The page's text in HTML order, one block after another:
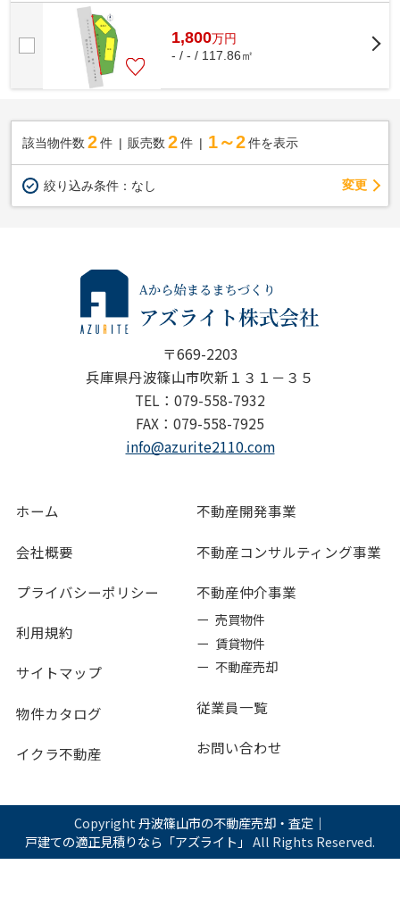
1,800万円
- / - / 117.86㎡
該当物件数 2件 販売数 2 件 1～2 件を表示
絞り込み条件： なし 変更
〒669-2203
兵庫県丹波篠山市吹新１３１－３５
TEL：079-558-7932
FAX：079-558-7925
info@azurite2110.com
ホーム
会社概要
プライバシーポリシー
利用規約
サイトマップ
物件カタログ
イクラ不動産
不動産開発事業
不動産コンサルティング事業
不動産仲介事業
ー 売買物件
ー 賃貸物件
ー 不動産売却
従業員一覧
お問い合わせ
Copyright丹波篠山市の不動産売却・査定｜
戸建ての適正見積りなら「アズライト」 All Rights Reserved.